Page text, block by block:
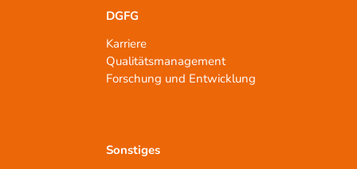
DGFG
Karriere
Qualitätsmanagement
Forschung und Entwicklung
Sonstiges